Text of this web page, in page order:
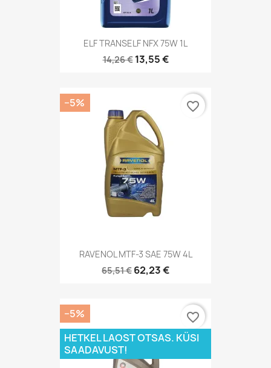
ELF TRANSELF NFX 75W 1L
14,26 € 13,55 €
RAVENOL MTF-3 SAE 75W 4L
65,51 € 62,23 €
−5% favorite_border
−5%
HETKEL LAOST OTSAS. KÜSI
SAADAVUST!
favorite_border